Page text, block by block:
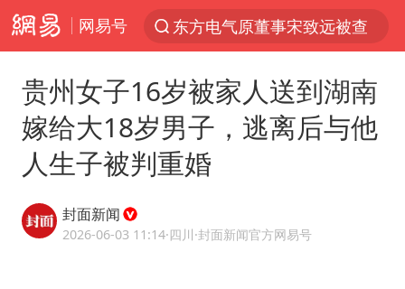
网易号
“China Cool”火了，老外爱上中国避暑游
伊斯兰版北约来了吗
香港宏福苑火灾或由烟头引起
浙江台州《告全体市民书》
贵州女子16岁被家人送到湖南
嫁给大18岁男子，逃离后与他
人生子被判重婚
封面新闻
2026-06-03 11:14·四川·封面新闻官方网易号